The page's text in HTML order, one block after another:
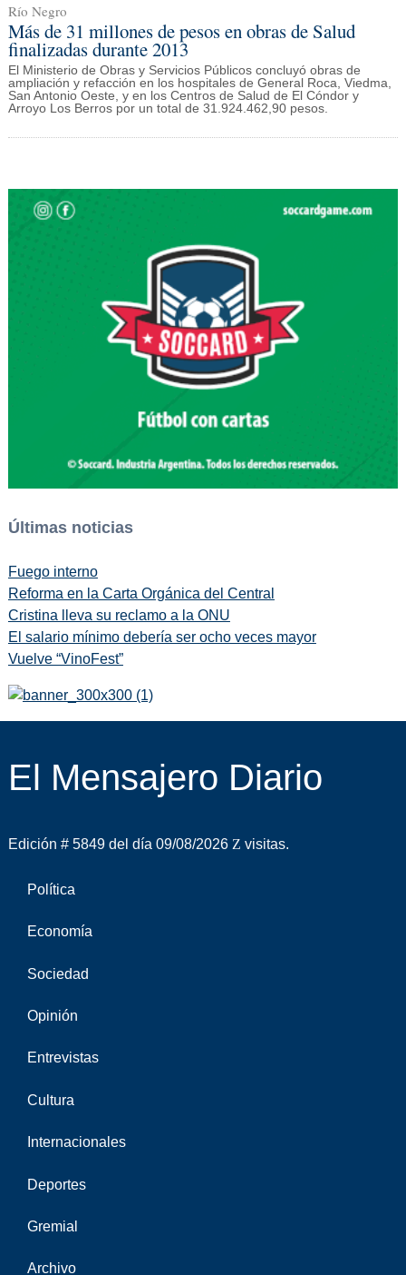
Río Negro
Más de 31 millones de pesos en obras de Salud
finalizadas durante 2013
El Ministerio de Obras y Servicios Públicos concluyó obras de
ampliación y refacción en los hospitales de General Roca, Viedma,
San Antonio Oeste, y en los Centros de Salud de El Cóndor y
Arroyo Los Berros por un total de 31.924.462,90 pesos.
Últimas noticias
Fuego interno
Reforma en la Carta Orgánica del Central
Cristina lleva su reclamo a la ONU
El salario mínimo debería ser ocho veces mayor
Vuelve “VinoFest”
El Mensajero Diario
Edición # 5849 del día 09/08/2026 visitas.
Política
Economía
Sociedad
Opinión
Entrevistas
Cultura
Internacionales
Deportes
Gremial
Archivo